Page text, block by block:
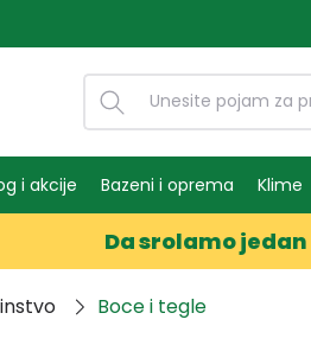
navigaciju
i akcije Bazeni i oprema Klime
Da srolamo jedan
Boce i tegle